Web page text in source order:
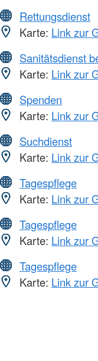
Rettungsdienst
Karte: Link zur
Sanitätsdienst
Karte: Link zur
Spenden
Karte: Link zur
Suchdienst
Karte: Link zur
Tagespflege
Karte: Link zur
Tagespflege
Karte: Link zur
Tagespflege
Karte: Link zur